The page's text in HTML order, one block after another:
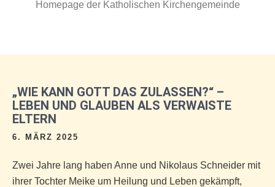
Homepage der Katholischen Kirchengemeinde
„WIE KANN GOTT DAS ZULASSEN?“ –
LEBEN UND GLAUBEN ALS VERWAISTE
ELTERN
6. MÄRZ 2025
Zwei Jahre lang haben Anne und Nikolaus Schneider mit
ihrer Tochter Meike um Heilung und Leben gekämpft,